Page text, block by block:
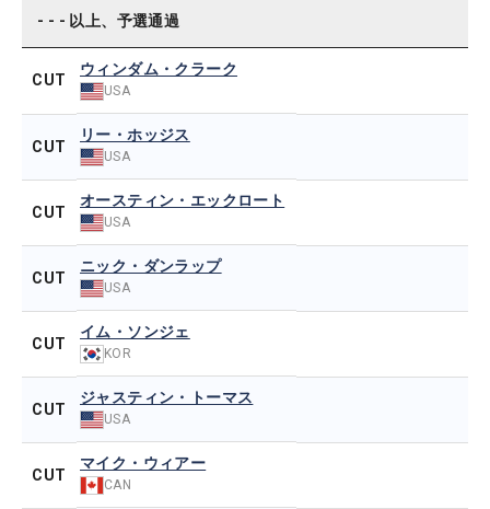
- - - 以上、予選通過
CUT
ウィンダム・クラーク
USA
CUT
リー・ホッジス
USA
CUT
オースティン・エックロート
USA
CUT
ニック・ダンラップ
USA
CUT
イム・ソンジェ
KOR
CUT
ジャスティン・トーマス
USA
CUT
マイク・ウィアー
CAN